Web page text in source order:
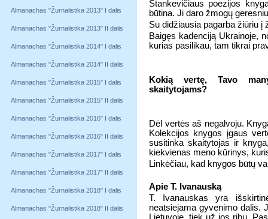
Almanachas "Žurnalistika 2013" I dalis
Almanachas "Žurnalistika 2013" II dalis
Almanachas "Žurnalistika 2014" I dalis
Almanachas "Žurnalistika 2014" II dalis
Almanachas "Žurnalistika 2015" I dalis
Almanachas "Žurnalistika 2015" II dalis
Almanachas "Žurnalistika 2016" I dalis
Almanachas "Žurnalistika 2016" II dalis
Almanachas "Žurnalistika 2017" I dalis
Almanachas "Žurnalistika 2017" II dalis
Almanachas "Žurnalistika 2018" I dalis
Almanachas "Žurnalistika 2018" II dalis
Stankevičiaus poezijos
būtina. Ji daro žmogų
Su didžiausia pagarba žiūriu
Baigęs kadenciją Ukrainoje,
kurias pasilikau, tam tikrai
Kokią vertę, Tavo
skaitytojams?
Dėl vertės aš negalvoju.
Kolekcijos knygos įgaus
susitinka skaitytojas ir
kiekvienas meno kūrinys,
Linkėčiau, kad knygos būtų
Apie T. Ivanauską
T. Ivanauskas yra
neatsiejama gyvenimo dalis.